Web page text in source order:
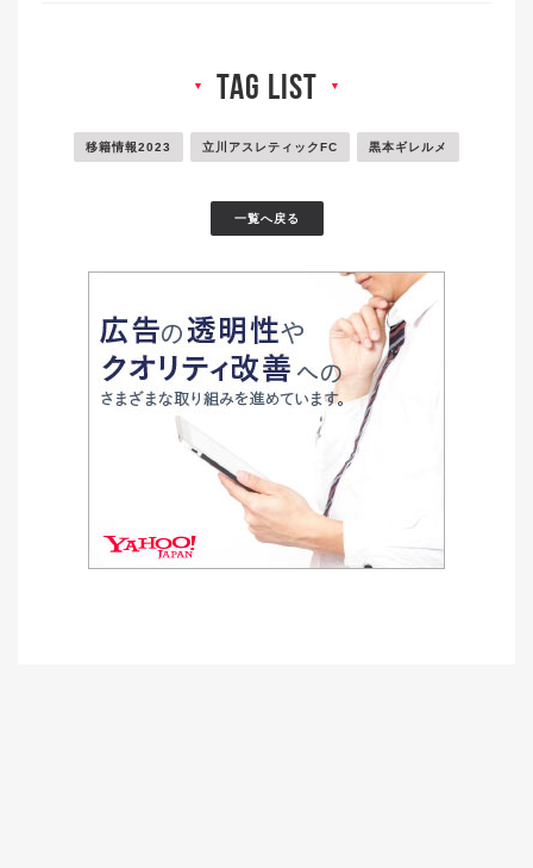
▼ tag list ▼
移籍情報2023 立川アスレティックFC 黒本ギレルメ
一覧へ戻る